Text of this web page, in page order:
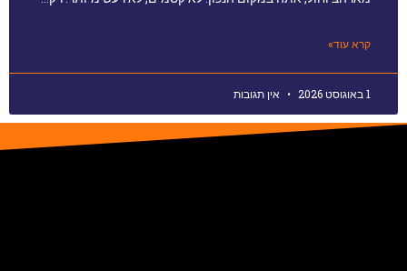
קרא עוד»
1 באוגוסט 2026 אין תגובות